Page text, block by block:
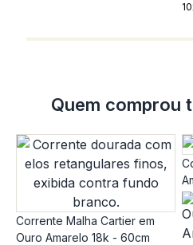
Quem comprou
Corrente Malha Cartier em
Ouro Amarelo 18k - 60cm